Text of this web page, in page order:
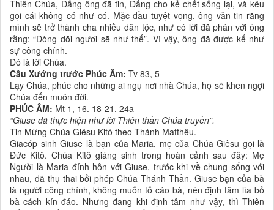
Thiên Chúa, Ðấng ông đã tin, Ðấng cho kẻ chết sống lại, và kêu
gọi cái không có như có. Mặc dầu tuyệt vọng, ông vẫn tin rằng
mình sẽ trở thành cha nhiều dân tộc, như có lời đã phán với ông
rằng: “Dòng dõi ngươi sẽ như thế”. Vì vậy, ông đã được kể như
sự công chính.
Ðó là lời Chúa.
Câu Xướng trước Phúc Âm: Tv 83, 5
Lạy Chúa, phúc cho những ai ngụ nơi nhà Chúa, họ sẽ khen ngợi
Chúa đến muôn đời.
PHÚC ÂM: Mt 1, 16. 18-21. 24a
“Giuse đã thực hiện như lời Thiên thần Chúa truyền”.
Tin Mừng Chúa Giêsu Kitô theo Thánh Matthêu.
Giacóp sinh Giuse là bạn của Maria, mẹ của Chúa Giêsu gọi là
Ðức Kitô. Chúa Kitô giáng sinh trong hoàn cảnh sau đây: Mẹ
Người là Maria đính hôn với Giuse, trước khi về chung sống với
nhau, đã thụ thai bởi phép Chúa Thánh Thần. Giuse bạn của bà
là người công chính, không muốn tố cáo bà, nên định tâm lìa bỏ
bà cách kín đáo. Nhưng đang khi định tâm như vậy, thì Thiên